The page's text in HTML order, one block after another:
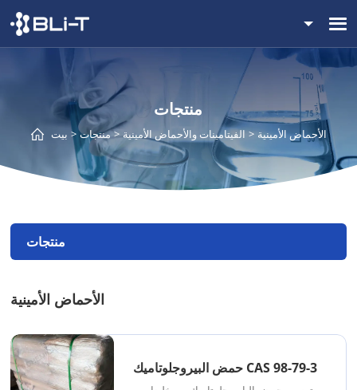
منتجات
بيت منتجات الفيتامينات والأحماض الأمينية الأحماض الأمينية
منتجات
الأحماض الأمينية
حمض البيروجلوتاميك CAS 98-79-3